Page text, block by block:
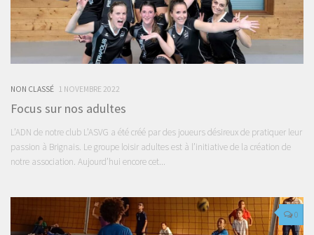
NON CLASSÉ 1 NOVEMBRE 2022
Focus sur nos adultes
L’ADN de notre club L’ASVG a été créé par des joueurs désireux de pratiquer leur
passion à Brignais. Le groupe loisir adultes est à l’initiative de la création de
notre association. Aujourd’hui encore cet...
0